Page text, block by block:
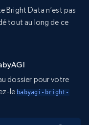
Bright Data n’est pas
tout au long de ce
dossier pour votre
le babyagi-bright-